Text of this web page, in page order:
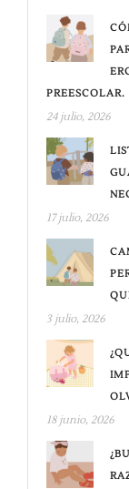
PREESCOLAR.
24 julio, 2026
17 julio, 2026
3 julio, 2026
18 junio, 2026